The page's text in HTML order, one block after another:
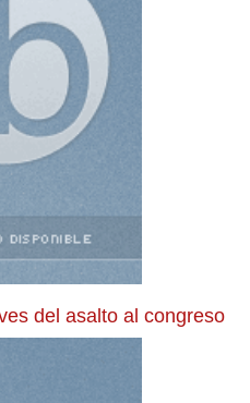
del asalto al congreso